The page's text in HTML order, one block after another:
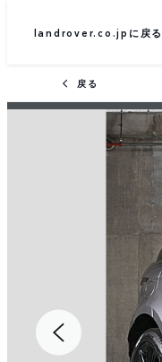
landrover.co.jpに戻る
戻る